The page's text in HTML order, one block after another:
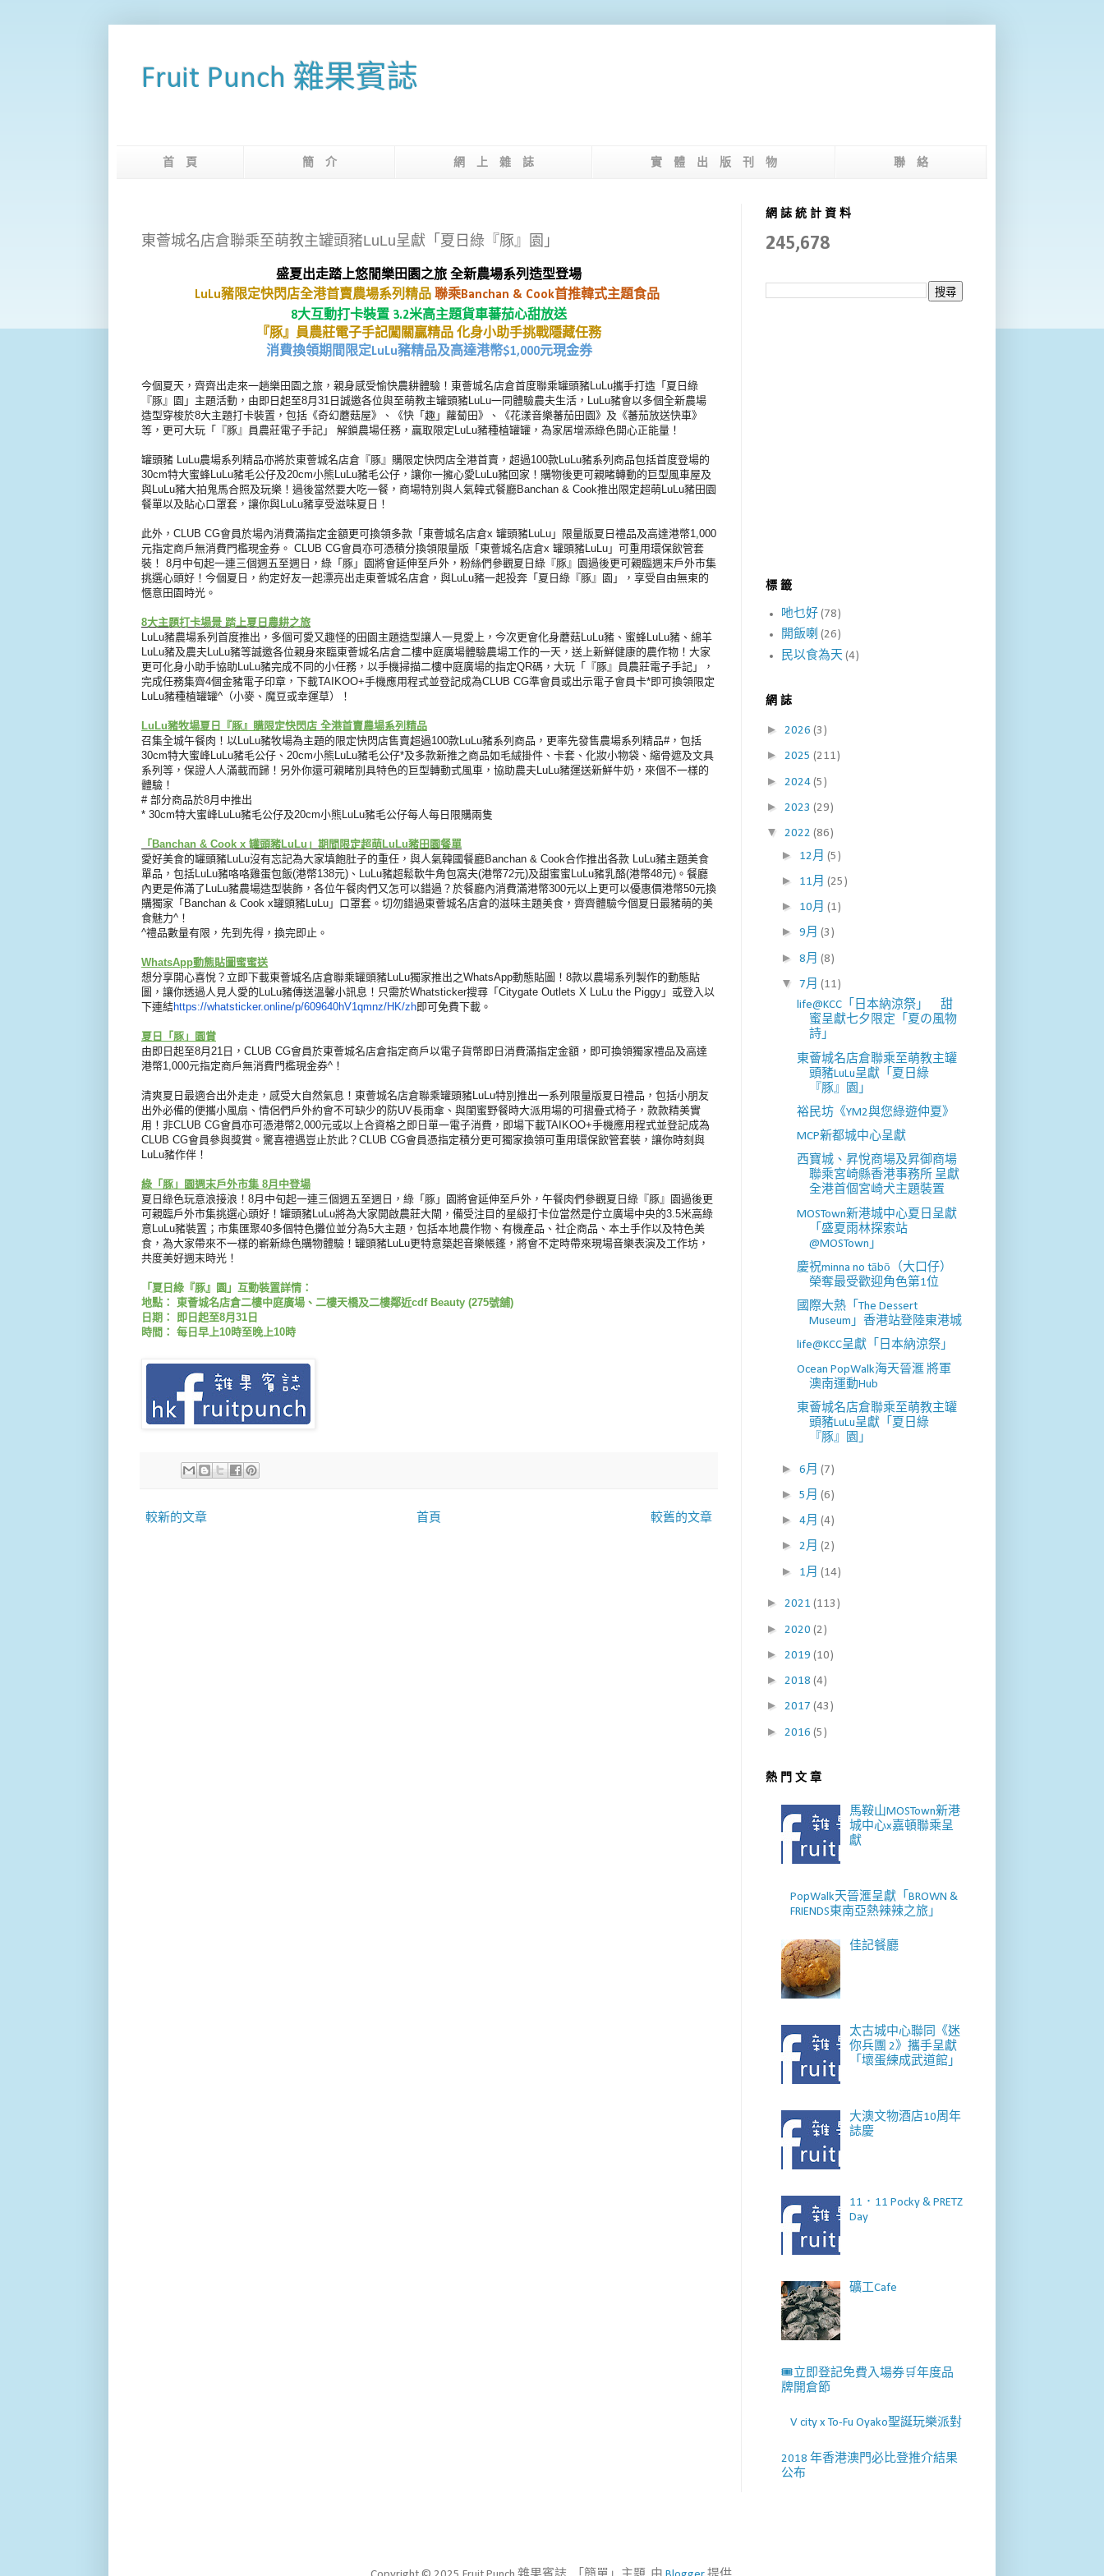
Fruit Punch 雜果賓誌
首 頁 簡 介 網 上 雜 誌 實 體 出 版 刊 物 聯 絡
東薈城名店倉聯乘至萌教主罐頭豬LuLu呈獻「夏日綠『豚』園」
盛夏出走踏上悠閒樂田園之旅 全新農場系列造型登場
LuLu豬限定快閃店全港首賣農場系列精品 聯乘Banchan & Cook首推韓式主題食品
8大互動打卡裝置 3.2米高主題貨車蕃茄心甜放送
『豚』員農莊電子手記闖關贏精品 化身小助手挑戰隱藏任務
消費換領期間限定LuLu豬精品及高達港幣$1,000元現金券
今個夏天， 齊齊出走來一趟樂田園之旅，親身感受愉快農耕體驗！ 東薈城名店倉首度聯乘罐頭豬LuLu攜手打造「夏日綠
『豚』園」 主題活動， 由即日起至8月31日誠邀各位與至萌教主罐頭豬LuLu一同體驗農夫生活， LuLu豬會以多個全新農場
造型穿梭於8大主題打卡裝置，包括《奇幻蘑菇屋》、《快「趣」蘿蔔田》、《花漾音樂蕃茄田園》及《蕃茄放送快車》
等，更可大玩「『豚』員農莊電子手記」 解鎖農場任務，贏取限定LuLu豬種植罐罐， 為家居增添綠色開心正能量！
罐頭豬 LuLu農場系列精品亦將於東薈城名店倉『豚』 購限定快閃店全港首賣， 超過100款LuLu豬系列商品包括首度登場的
30cm特大蜜蜂LuLu豬毛公仔及20cm小熊LuLu豬毛公仔， 讓你一擁心愛LuLu豬回家！ 購物後更可親睹轉動的巨型風車屋及
與LuLu豬大拍鬼馬合照及玩樂！過後當然要大吃一餐，商場特別與人氣韓式餐廳Banchan & Cook推出限定超萌LuLu豬田園
餐單以及貼心口罩套， 讓你與LuLu豬享受滋味夏日！
此外，CLUB CG會員於場內消費滿指定金額更可換領多款「東薈城名店倉x 罐頭豬LuLu」限量版夏日禮品及高達港幣1,000
元指定商戶無消費門檻現金券。 CLUB CG會員亦可憑積分換領限量版「東薈城名店倉x 罐頭豬LuLu」可重用環保飲管套
裝！ 8月中旬起一連三個週五至週日，綠「豚」園將會延伸至戶外， 粉絲們參觀夏日綠『豚』園過後更可親臨週末戶外市集
挑選心頭好！ 今個夏日，約定好友一起漂亮出走東薈城名店倉， 與LuLu豬一起投奔「夏日綠『豚』園」， 享受自由無束的
愜意田園時光。
8大主題打卡場景 踏上夏日農耕之旅
LuLu豬農場系列首度推出， 多個可愛又趣怪的田園主題造型讓人一見愛上， 今次更會化身蘑菇LuLu豬、蜜蜂LuLu豬、 綿羊
LuLu豬及農夫LuLu豬等誠邀各位親身來臨東薈城名店倉二樓中庭廣場體驗農場工作的一天，送上新鮮健康的農作物！ 大家
更可化身小助手協助LuLu豬完成不同的小任務， 以手機掃描二樓中庭廣場的指定QR碼，大玩「『豚』 員農莊電子手記」，
完成任務集齊4個金豬電子印章， 下載TAIKOO+手機應用程式並登記成為CLUB CG準會員或出示電子會員卡*即可換領限定
LuLu豬種植罐罐^ （小麥、魔豆或幸運草）！
LuLu豬牧場夏日『豚』購限定快閃店 全港首賣農場系列精品
召集全城午餐肉！ 以LuLu豬牧場為主題的限定快閃店售賣超過100款LuLu豬系列商品，更率先發售農場系列精品#， 包括
30cm特大蜜峰LuLu豬毛公仔、 20cm小熊LuLu豬毛公仔*及多款新推之商品如毛絨掛件、 卡套、化妝小物袋、縮骨遮及文具
系列等，保證人人滿載而歸！ 另外你還可親睹別具特色的巨型轉動式風車， 協助農夫LuLu豬運送新鮮牛奶，來個不一樣的
體驗！
# 部分商品於8月中推出
* 30cm特大蜜峰LuLu豬毛公仔及20cm小熊LuLu豬毛公仔每人每日限購兩隻
「Banchan & Cook x 罐頭豬LuLu」期間限定超萌LuLu豬田園餐單
愛好美食的罐頭豬LuLu沒有忘記為大家填飽肚子的重任， 與人氣韓國餐廳Banchan & Cook合作推出各款 LuLu豬主題美食
單品，包括LuLu豬咯咯雞蛋包飯(港幣138元)、LuLu豬超鬆軟牛角包窩夫(港幣72元)及甜蜜蜜LuLu豬乳酪(港幣48元)。 餐廳
內更是佈滿了LuLu豬農場造型裝飾， 各位午餐肉們又怎可以錯過？ 於餐廳內消費滿港幣300元以上更可以優惠價港幣50元換
購獨家 「Banchan & Cook x罐頭豬LuLu」口罩套。 切勿錯過東薈城名店倉的滋味主題美食， 齊齊體驗今個夏日最豬萌的美
食魅力^！
^禮品數量有限，先到先得，換完即止。
WhatsApp動態貼圖蜜蜜送
想分享開心喜悅？ 立即下載東薈城名店倉聯乘罐頭豬LuLu獨家推出之WhatsApp動態貼圖！8款以農場系列製作的動態貼
圖， 讓你透過人見人愛的LuLu豬傳送溫馨小訊息！ 只需於Whatsticker搜尋「Citygate Outlets X LuLu the Piggy」或登入以
下連結https://whatsticker.online/p/609640hV1qmnz/HK/zh即可免費下載。
夏日「豚」園賞
由即日起至8月21日，CLUB CG會員於東薈城名店倉指定商戶以電子貨幣即日消費滿指定金額， 即可換領獨家禮品及高達
港幣1,000元指定商戶無消費門檻現金券^！
清爽夏日最適合出外走走，感受大自然氣息！ 東薈城名店倉聯乘罐頭豬LuLu特別推出一系列限量版夏日禮品， 包括小朋友
出外必備的便攜小風扇、 情侶們戶外約會不可缺少的防UV長雨傘、 與閨蜜野餐時大派用場的可摺疊式椅子，款款精美實
用！非CLUB CG會員亦可憑港幣2,000元或以上合資格之即日單一電子消費， 即場下載TAIKOO+手機應用程式並登記成為
CLUB CG會員參與獎賞。驚喜禮遇豈止於此？CLUB CG會員憑指定積分更可獨家換領可重用環保飲管套裝， 讓你時刻與
LuLu豬作伴！
綠「豚」園週末戶外市集 8月中登場
夏日綠色玩意浪接浪！8月中旬起一連三個週五至週日，綠「豚」
園將會延伸至戶外，午餐肉們參觀夏日綠『豚』 園過後更
可親臨戶外市集挑選心頭好！ 罐頭豬LuLu將為大家開啟農莊大閘， 備受注目的星級打卡位當然是佇立廣場中央的3.5米高綠
意LuLu豬裝置； 市集匯聚40多個特色攤位並分為5大主題，包括本地農作物、 有機產品、社企商品、本土手作以及特色美
食， 為大家帶來不一樣的嶄新綠色購物體驗！ 罐頭豬LuLu更特意築起音樂帳篷， 將會不定時帶來現場音樂表演及工作坊，
共度美好週末時光！
「夏日綠『豚』園」互動裝置詳情：
地點： 東薈城名店倉二樓中庭廣場、二樓天橋及二樓鄰近cdf Beauty (275號舖)
日期： 即日起至8月31日
時間： 每日早上10時至晚上10時
較新的文章 較舊的文章
首頁
網 誌 統 計 資 料
245,678
標 籤
吔乜好 (78)
開飯喇 (26)
民以食為天 (4)
網 誌
► 2026 (3)
► 2025 (211)
► 2024 (5)
► 2023 (29)
▼ 2022 (86)
► 12月 (5)
► 11月 (25)
► 10月 (1)
► 9月 (3)
► 8月 (8)
▼ 7月 (11)
life@KCC「日本納涼祭」 甜
蜜呈獻七夕限定「夏の風物
詩」
東薈城名店倉聯乘至萌教主罐
頭豬LuLu呈獻「夏日綠
『豚』園」
裕民坊《YM2與您綠遊仲夏》
MCP新都城中心呈獻
西寶城、昇悅商場及昇御商場
聯乘宮崎縣香港事務所 呈獻
全港首個宮崎犬主題裝置
MOSTown新港城中心夏日呈獻
「盛夏雨林探索站
@MOSTown」
慶祝minna no tābō（大口仔）
榮奪最受歡迎角色第1位
國際大熱「The Dessert
Museum」香港站登陸東港城
life@KCC呈獻「日本納涼祭」
Ocean PopWalk海天晉滙 將軍
澳南運動Hub
東薈城名店倉聯乘至萌教主罐
頭豬LuLu呈獻「夏日綠
『豚』園」
► 6月 (7)
► 5月 (6)
► 4月 (4)
► 2月 (2)
► 1月 (14)
► 2021 (113)
► 2020 (2)
► 2019 (10)
► 2018 (4)
► 2017 (43)
► 2016 (5)
熱 門 文 章
馬鞍山MOSTown新港
城中心x嘉頓聯乘呈
獻
PopWalk天晉滙呈獻「BROWN &
FRIENDS東南亞熱辣辣之旅」
佳記餐廳
太古城中心聯同《迷
你兵團 2》攜手呈獻
「壞蛋練成武道館」
大澳文物酒店10周年
誌慶
11．11 Pocky & PRETZ
Day
礦工Cafe
🎟️立即登記免費入場券🛒年度品
牌開倉節
V city x To-Fu Oyako聖誕玩樂派對
2018 年香港澳門必比登推介結果
公布